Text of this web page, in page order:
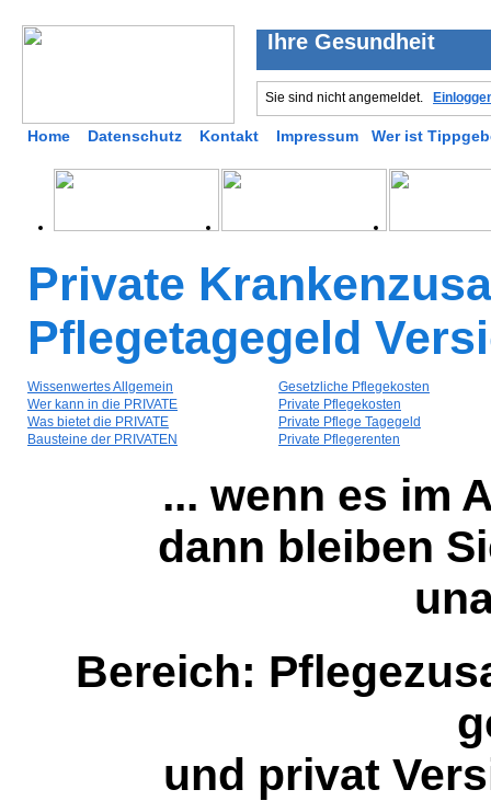
Ihre Gesundheit
Sie sind nicht angemeldet.
Home Datenschutz Kontakt Impressum Wer ist
Private
Pflegetagegeld
Wissenwertes Allgemein
Wer kann in die PRIVATE
Was bietet die PRIVATE
Bausteine der PRIVATEN
Gesetzliche Pflegekosten
Private Pflegekosten
Private Pflege Tagegeld
Private Pflegerenten
... wenn es im
dann bleiben
Bereich:
und privat